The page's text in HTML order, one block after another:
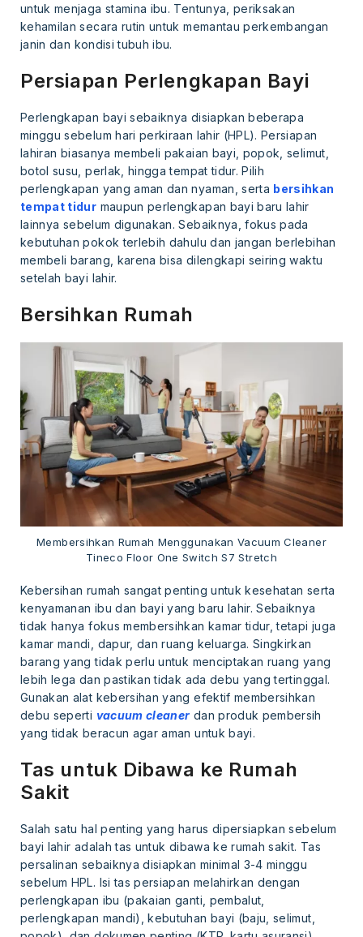
untuk menjaga stamina ibu. Tentunya, periksakan
kehamilan secara rutin untuk memantau perkembangan
janin dan kondisi tubuh ibu.
Persiapan Perlengkapan Bayi
Perlengkapan bayi sebaiknya disiapkan beberapa
minggu sebelum hari perkiraan lahir (HPL). Persiapan
lahiran biasanya membeli pakaian bayi, popok, selimut,
botol susu, perlak, hingga tempat tidur. Pilih
perlengkapan yang aman dan nyaman, serta bersihkan
tempat tidur maupun perlengkapan bayi baru lahir
lainnya sebelum digunakan. Sebaiknya, fokus pada
kebutuhan pokok terlebih dahulu dan jangan berlebihan
membeli barang, karena bisa dilengkapi seiring waktu
setelah bayi lahir.
Bersihkan Rumah
Membersihkan Rumah Menggunakan Vacuum Cleaner
Tineco Floor One Switch S7 Stretch
Kebersihan rumah sangat penting untuk kesehatan serta
kenyamanan ibu dan bayi yang baru lahir. Sebaiknya
tidak hanya fokus membersihkan kamar tidur, tetapi juga
kamar mandi, dapur, dan ruang keluarga. Singkirkan
barang yang tidak perlu untuk menciptakan ruang yang
lebih lega dan pastikan tidak ada debu yang tertinggal.
Gunakan alat kebersihan yang efektif membersihkan
debu seperti vacuum cleaner dan produk pembersih
yang tidak beracun agar aman untuk bayi.
Tas untuk Dibawa ke Rumah
Sakit
Salah satu hal penting yang harus dipersiapkan sebelum
bayi lahir adalah tas untuk dibawa ke rumah sakit. Tas
persalinan sebaiknya disiapkan minimal 3-4 minggu
sebelum HPL. Isi tas persiapan melahirkan dengan
perlengkapan ibu (pakaian ganti, pembalut,
perlengkapan mandi), kebutuhan bayi (baju, selimut,